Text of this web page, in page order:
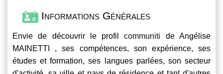
Informations Générales
Envie de découvrir le profilcommuniti de Angélise
MAINETTI , ses compétences, son expérience, ses
études et formation, ses langues parlées, son secteur